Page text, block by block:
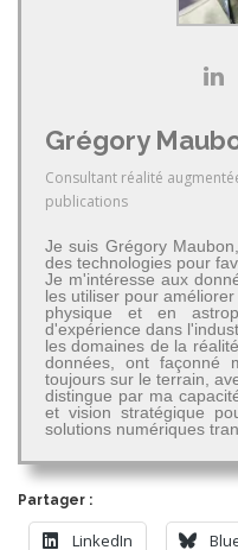
Grégory
Consultant réalité
publications
Je suis Grégory
des technologies pour
Je m'intéresse aux
les utiliser pour améliorer
physique et en
d'expérience dans
les domaines de la
données, ont façonné
toujours sur le terrain,
distingue par ma
et vision stratégique
solutions numériques
Partager :
LinkedIn